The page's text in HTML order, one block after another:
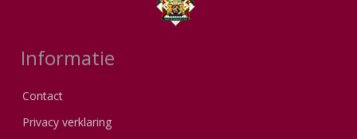
Informatie
Contact
Privacy verklaring